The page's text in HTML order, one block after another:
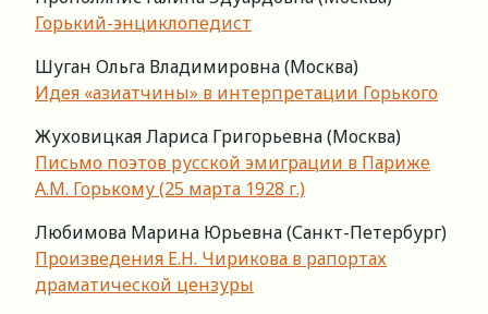
Горький-энциклопедист
Шуган Ольга Владимировна (Москва)
Идея «азиатчины» в интерпретации Горького
Жуховицкая Лариса Григорьевна (Москва)
Письмо поэтов русской эмиграции в Париже
А.М. Горькому (25 марта 1928 г.)
Любимова Марина Юрьевна (Санкт-Петербург)
Произведения Е.Н. Чирикова в рапортах
драматической цензуры